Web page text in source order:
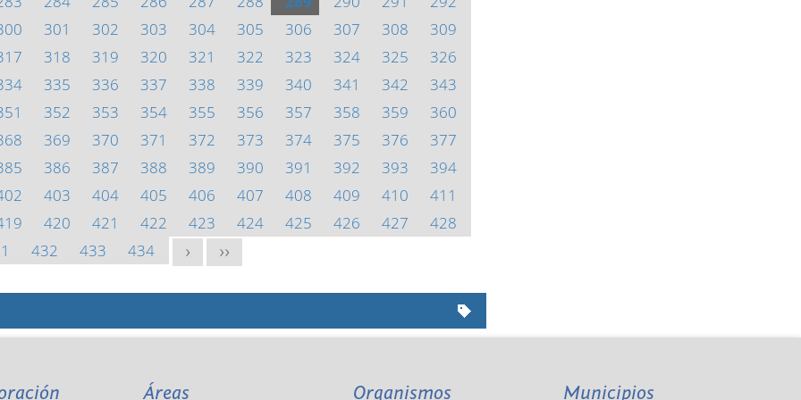
301 302 303 304 305 306 307 308
309
318 319 320 321 322 323 324 325
326
335 336 337 338 339 340 341 342
343
352 353 354 355 356 357 358 359
360
369 370 371 372 373 374 375 376
377
386 387 388 389 390 391 392 393
394
403 404 405 406 407 408 409 410
411
420 421 422 423 424 425 426 427
428
432 433 434 > >>
Áreas Organismos Municipios